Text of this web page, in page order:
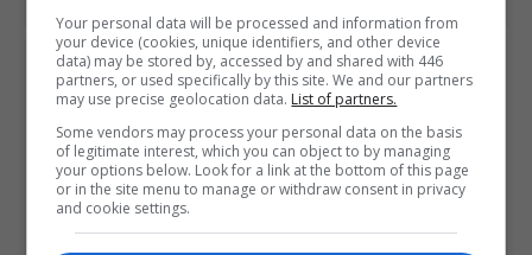
ÚLTIMAS NOTÍCIAS
Your personal data will be processed and information from
your device (cookies, unique identifiers, and other device
data) may be stored by, accessed by and shared with 446
partners, or used specifically by this site. We and our partners
may use precise geolocation data. List of partners.
Some vendors may process your personal data on the basis
of legitimate interest, which you can object to by managing
your options below. Look for a link at the bottom of this page
or in the site menu to manage or withdraw consent in privacy
and cookie settings.